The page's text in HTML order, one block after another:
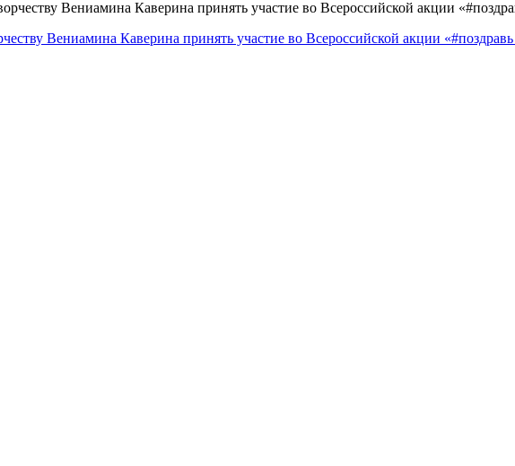
Вениамина Каверина принять участие во Всероссийской акции